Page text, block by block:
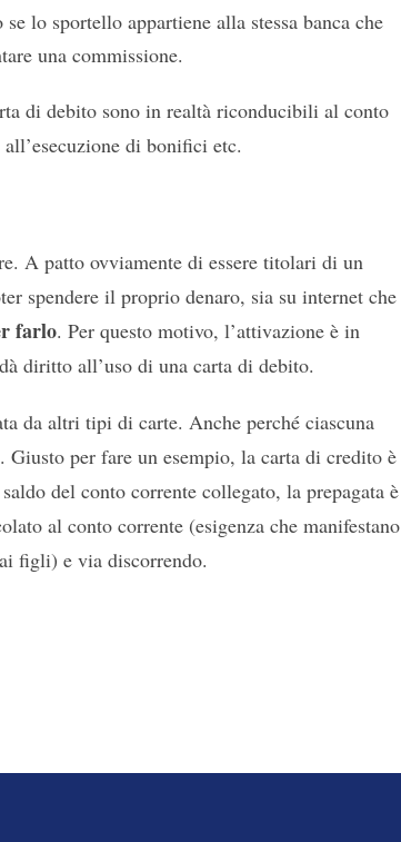
lo sportello appartiene alla stessa banca che
una commissione.
di debito sono in realtà riconducibili al conto
di bonifici etc.
A patto ovviamente di essere titolari di un
spendere il proprio denaro, sia su internet che
farlo. Per questo motivo, l’attivazione è in
diritto all’uso di una carta di debito.
da altri tipi di carte. Anche perché ciascuna
Giusto per fare un esempio, la carta di credito è
del conto corrente collegato, la prepagata è
al conto corrente (esigenza che manifestano
figli) e via discorrendo.